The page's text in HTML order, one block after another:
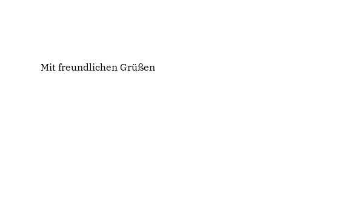
Mit freundlichen Grüßen